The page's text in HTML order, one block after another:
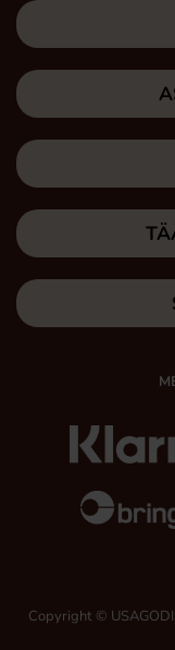
Copyright ©